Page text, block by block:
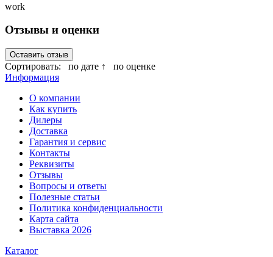
work
Отзывы и оценки
Оставить отзыв
Сортировать: по дате ↑
по оценке
Информация
О компании
Как купить
Дилеры
Доставка
Гарантия и сервис
Контакты
Реквизиты
Отзывы
Вопросы и ответы
Полезные статьи
Политика конфиденциальности
Карта сайта
Выставка 2026
Каталог